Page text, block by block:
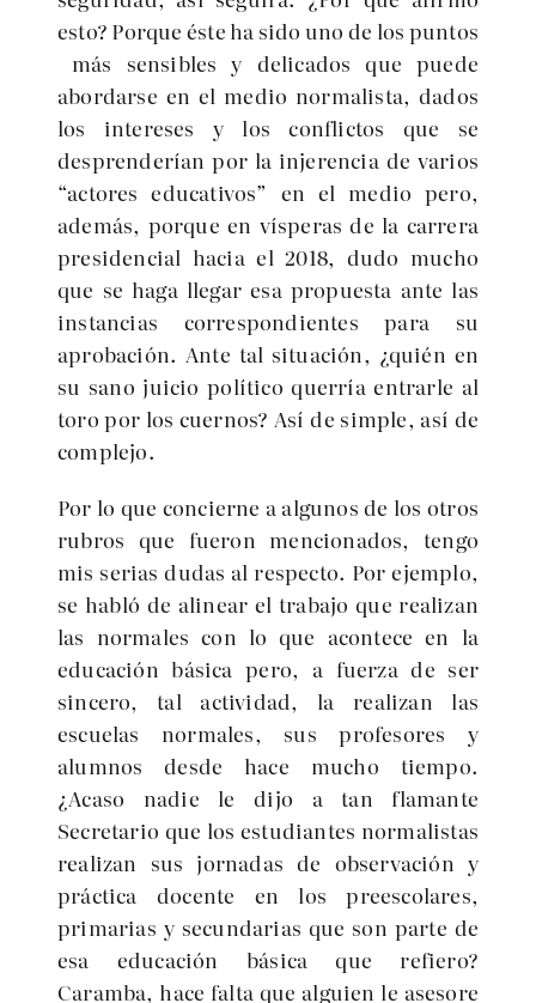
esto? Porque éste ha sido uno de los puntos
más sensibles y delicados que puede
abordarse en el medio normalista, dados
los intereses y los conflictos que se
desprenderían por la injerencia de varios
“actores educativos” en el medio pero,
además, porque en vísperas de la carrera
presidencial hacia el 2018, dudo mucho
que se haga llegar esa propuesta ante las
instancias correspondientes para su
aprobación. Ante tal situación, ¿quién en
su sano juicio político querría entrarle al
toro por los cuernos? Así de simple, así de
complejo.
Por lo que concierne a algunos de los otros
rubros que fueron mencionados, tengo
mis serias dudas al respecto. Por ejemplo,
se habló de alinear el trabajo que realizan
las normales con lo que acontece en la
educación básica pero, a fuerza de ser
sincero, tal actividad, la realizan las
escuelas normales, sus profesores y
alumnos desde hace mucho tiempo.
¿Acaso nadie le dijo a tan flamante
Secretario que los estudiantes normalistas
realizan sus jornadas de observación y
práctica docente en los preescolares,
primarias y secundarias que son parte de
esa educación básica que refiero?
Caramba, hace falta que alguien le asesore